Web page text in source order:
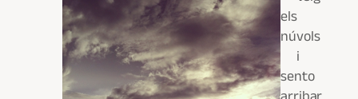
els
núvols
i
sento
arribar